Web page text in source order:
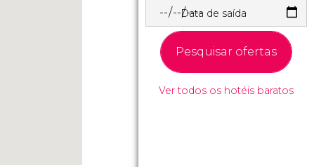
Data de saída
Pesquisar ofertas
Ver todos os hotéis baratos